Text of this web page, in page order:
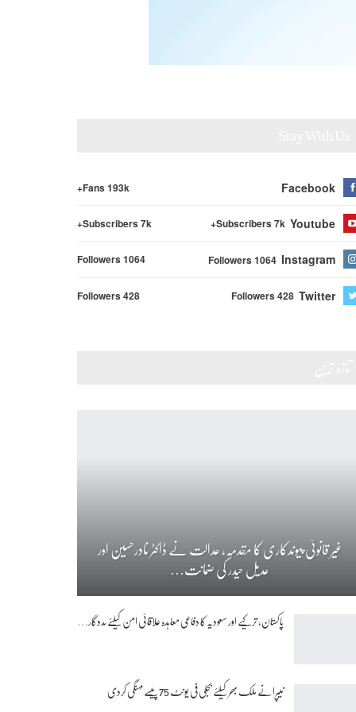
Facebook
Fans 193k+
Youtube
Subscribers 7k+
Subscribers 7k+
Instagram
Followers 1064
Followers 1064
Twitter
Followers 428
Followers 428
غیر قانونی پیوندکاری کا مقدمہ، عدالت نے ڈاکٹر نادرحسین اور
عدیل حیدر کی ضمانت…
پاکستان، ترکیے اور سعودیہ کا دفاعی معاہدہ علاقائی امن کیلئے مددگار…
نیپرا نے ملک بھر کیلئے بجلی فی یونٹ 75 پیسے مہنگی کردی